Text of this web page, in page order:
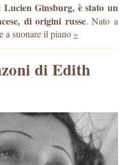
Lucien Ginsburg, è stato un
di origini russe. Nato a
a suonare il piano »
di Edith